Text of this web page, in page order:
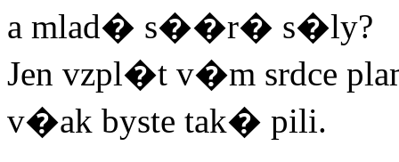
a mlad� s��r� s�ly?
Jen vzpl�t v�m srdce
v�ak byste tak� pili.